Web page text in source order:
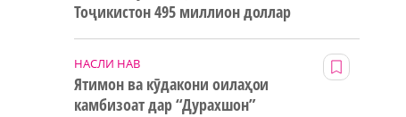
Тоҷикистон 495 миллион доллар
НАСЛИ НАВ
Ятимон ва кӯдакони оилаҳои
камбизоат дар “Дурахшон”